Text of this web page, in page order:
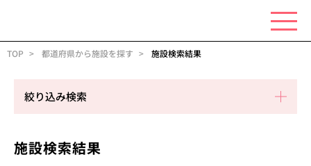
TOP 都道府県から施設を探す 施設検索結果
絞り込み検索
施設検索結果